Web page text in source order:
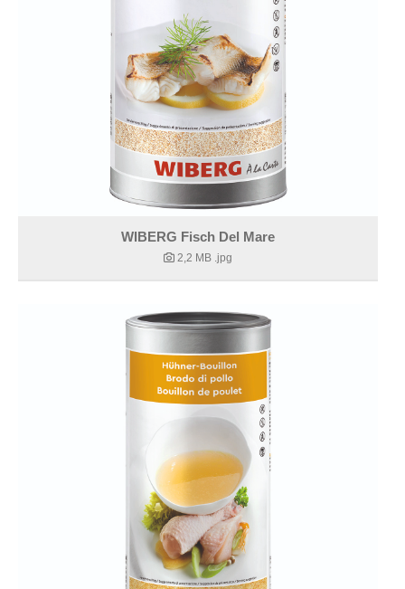
WIBERG Fisch Del Mare
2,2 MB .jpg